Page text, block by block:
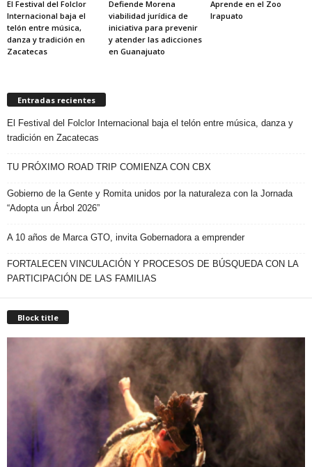
El Festival del Folclor
Internacional baja el
telón entre música,
danza y tradición en
Zacatecas
Defiende Morena
viabilidad jurídica de
iniciativa para prevenir
y atender las adicciones
en Guanajuato
Aprende en el Zoo
Irapuato
Entradas recientes
El Festival del Folclor Internacional baja el telón entre música, danza y
tradición en Zacatecas
TU PRÓXIMO ROAD TRIP COMIENZA CON CBX
Gobierno de la Gente y Romita unidos por la naturaleza con la Jornada
“Adopta un Árbol 2026”
A 10 años de Marca GTO, invita Gobernadora a emprender
FORTALECEN VINCULACIÓN Y PROCESOS DE BÚSQUEDA CON LA
PARTICIPACIÓN DE LAS FAMILIAS
Block title